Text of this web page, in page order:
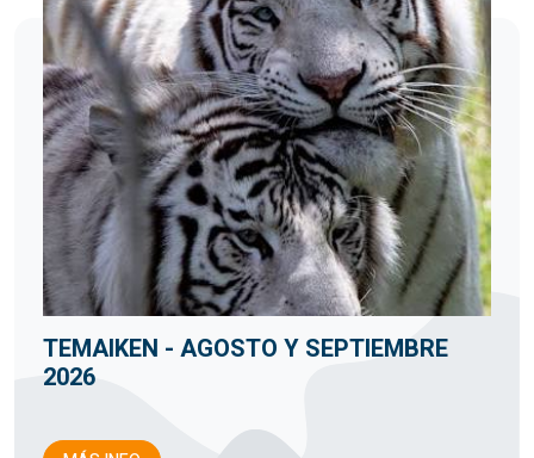
TEMAIKEN - AGOSTO Y SEPTIEMBRE
2026